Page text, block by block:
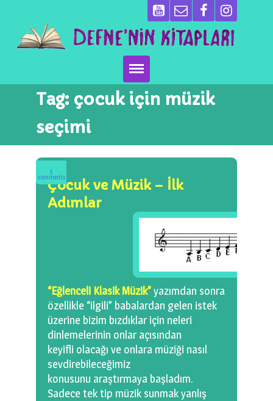
Ana Sayfa
Kitaplarımız
Ben Kimim?
Emeği Geçenler
Neler Yapıyoruz?
0 km.Bızdıklar Yazılarım
Filmlerimiz
Hadi Bize Yazın
Tag: çocuk için müzik
seçimi
5
comments
Çocuk ve Müzik – İlk
Adımlar
“Eğlenceli Klasik Müzik”yazımdan sonra
özellikle “ilgili” babalardan gelen istek
üzerine bizim bızdıklar için neleri
dinlemelerinin onlar açısından
keyifli olacağı ve onlara müziği nasıl
sevdirebileceğimiz
konusunu araştırmaya başladım.
Sadece tek tip müzik sunmak yanlış